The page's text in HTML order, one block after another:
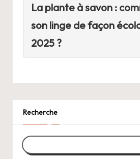
La plante à savon :
son linge de façon
2025 ?
Recherche